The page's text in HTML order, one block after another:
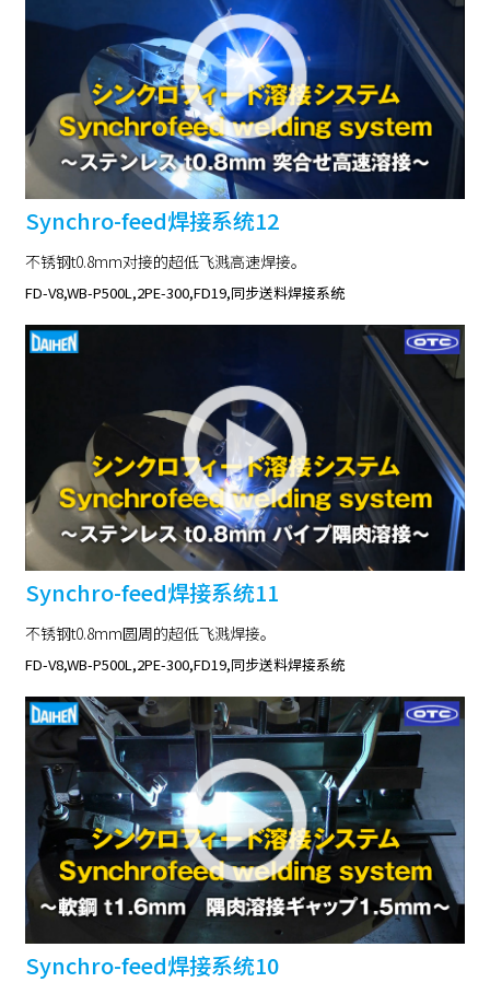
Synchro-feed焊接系统12
不锈钢t0.8mm对接的超低飞溅高速焊接。
FD-V8,WB-P500L,2PE-300,FD19,同步送料焊接系统
Synchro-feed焊接系统11
不锈钢t0.8mm圆周的超低飞溅焊接。
FD-V8,WB-P500L,2PE-300,FD19,同步送料焊接系统
Synchro-feed焊接系统10